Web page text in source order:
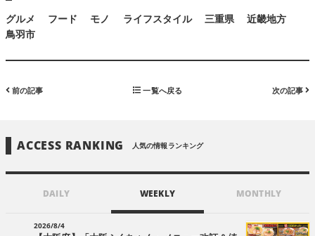
グルメ フード モノ ライフスタイル 三重県
近畿地方
鳥羽市
前の記事 一覧へ戻る 次の記事
ACCESS RANKING 人気の情報ランキング
DAILY WEEKLY MONTHLY
2026/8/4